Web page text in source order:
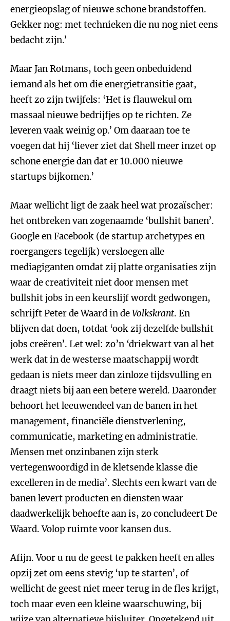
energieopslag of nieuwe schone brandstoffen.
Gekker nog: met technieken die nu nog niet eens
bedacht zijn.’
Maar Jan Rotmans, toch geen onbeduidend
iemand als het om die energietransitie gaat,
heeft zo zijn twijfels: ‘Het is flauwekul om
massaal nieuwe bedrijfjes op te richten. Ze
leveren vaak weinig op.’ Om daaraan toe te
voegen dat hij ‘liever ziet dat Shell meer inzet op
schone energie dan dat er 10.000 nieuwe
startups bijkomen.’
Maar wellicht ligt de zaak heel wat prozaïscher:
het ontbreken van zogenaamde ‘bullshit banen’.
Google en Facebook (de startup archetypes en
roergangers tegelijk) versloegen alle
mediagiganten omdat zij platte organisaties zijn
waar de creativiteit niet door mensen met
bullshit jobs in een keurslijf wordt gedwongen,
schrijft Peter de Waard in deVolkskrant. En
blijven dat doen, totdat ‘ook zij dezelfde bullshit
jobs creëren’. Let wel: zo’n ‘driekwart van al het
werk dat in de westerse maatschappij wordt
gedaan is niets meer dan zinloze tijdsvulling en
draagt niets bij aan een betere wereld. Daaronder
behoort het leeuwendeel van de banen in het
management, financiële dienstverlening,
communicatie, marketing en administratie.
Mensen met onzinbanen zijn sterk
vertegenwoordigd in de kletsende klasse die
excelleren in de media’. Slechts een kwart van de
banen levert producten en diensten waar
daadwerkelijk behoefte aan is, zo concludeert De
Waard. Volop ruimte voor kansen dus.
Afijn. Voor u nu de geest te pakken heeft en alles
opzij zet om eens stevig ‘up te starten’, of
wellicht de geest niet meer terug in de fles krijgt,
toch maar even een kleine waarschuwing, bij